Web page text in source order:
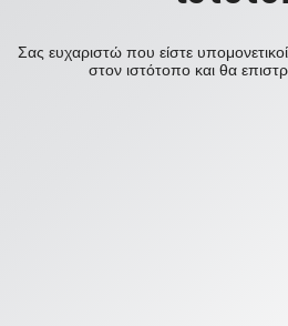
Σας ευχαριστώ που είστε
στον ιστότοπο και θα